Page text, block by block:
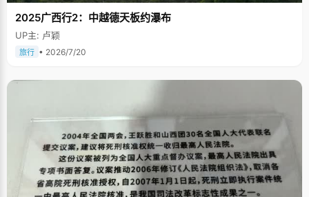
2025广西行2：中越德天板约瀑布
UP主: 卢颖
旅行 • 2026/7/20